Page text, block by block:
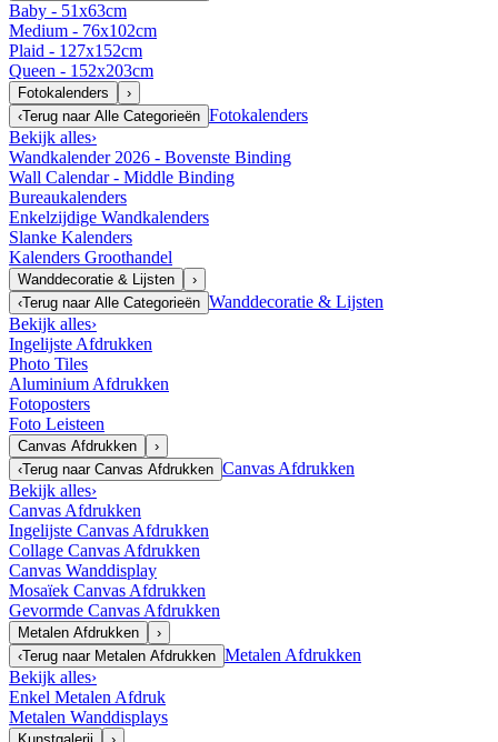
Baby - 51x63cm
Medium - 76x102cm
Plaid - 127x152cm
Queen - 152x203cm
Fotokalenders
›
‹Terug naar Alle Categorieën Fotokalenders
Bekijk alles›
Wandkalender 2026 - Bovenste Binding
Wall Calendar - Middle Binding
Bureaukalenders
Enkelzijdige Wandkalenders
Slanke Kalenders
Kalenders Groothandel
Wanddecoratie & Lijsten
›
‹Terug naar Alle Categorieën Wanddecoratie & Lijsten
Bekijk alles›
Ingelijste Afdrukken
Photo Tiles
Aluminium Afdrukken
Fotoposters
Foto Leisteen
Canvas Afdrukken
›
‹Terug naar Canvas Afdrukken Canvas Afdrukken
Bekijk alles›
Canvas Afdrukken
Ingelijste Canvas Afdrukken
Collage Canvas Afdrukken
Canvas Wanddisplay
Mosaïek Canvas Afdrukken
Gevormde Canvas Afdrukken
Metalen Afdrukken
›
‹Terug naar Metalen Afdrukken Metalen Afdrukken
Bekijk alles›
Enkel Metalen Afdruk
Metalen Wanddisplays